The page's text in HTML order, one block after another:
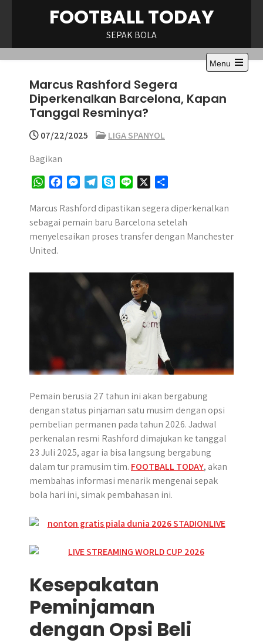
FOOTBALL TODAY
SEPAK BOLA
Menu
Open
Marcus Rashford Segera
Diperkenalkan Barcelona, Kapan
Tanggal Resminya?
07/22/2025
LIGA SPANYOL
Bagikan
W
a
t
s
A
p
c
e
b
k
s
s
e
e
r
l
e
g
m
y
p
e
n
e
a
r
e
Marcus Rashford dipastikan segera diperkenalkan
sebagai pemain baru Barcelona setelah
menyelesaikan proses transfer dengan Manchester
United.
Pemain berusia 27 tahun ini akan bergabung
dengan status pinjaman satu musim dengan opsi
pembelian permanen pada tahun 2026. Jadwal
perkenalan resmi Rashford dimajukan ke tanggal
23 Juli 2025, agar ia bisa langsung bergabung
dalam tur pramusim tim. FOOTBALL TODAY, akan
membahas informasi menarik mengenai sepak
bola hari ini, simak pembahasan ini.
Kesepakatan
Peminjaman
dengan Opsi Beli